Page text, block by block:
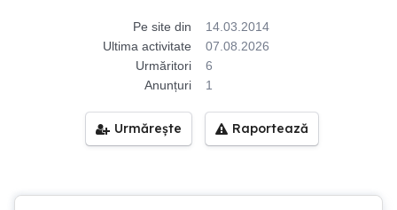
Pe site din
14.03.2014
Ultima activitate
07.08.2026
Urmăritori
6
Anunțuri
1
Urmărește Raportează